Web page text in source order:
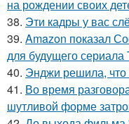
на рождении своих
38. Эти кадры у вас
39. Amazon показал
для будущего сериала
40. Энджи решила, что
41. Во время
шутливой форме